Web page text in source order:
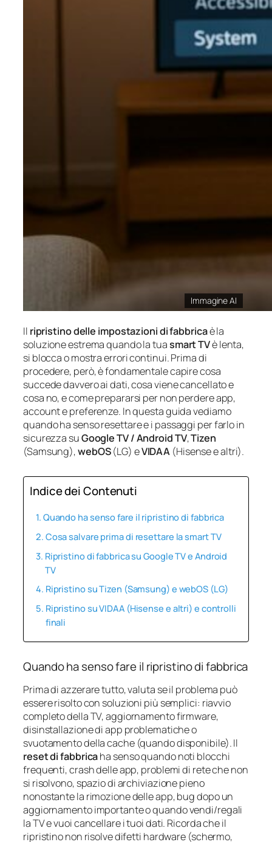
Immagine AI
Il ripristino delle impostazioni di fabbricaè la
soluzione estrema quando la tuasmart TVè lenta,
si blocca o mostra errori continui. Prima di
procedere, però, è fondamentale capire cosa
succede davvero ai dati, cosa viene cancellato e
cosa no, e come prepararsi per non perdere app,
account e preferenze. In questa guida vediamo
quando ha senso resettare e i passaggi per farlo in
sicurezza suGoogle TV / Android TV,Tizen
(Samsung),webOS(LG) eVIDAA (Hisense e altri).
Indice dei Contenuti
Quando ha senso fare il ripristino di fabbrica
Cosa salvare prima di resettare la smart TV
Ripristino di fabbrica su Google TV e Android
TV
Ripristino su Tizen (Samsung) e webOS (LG)
Ripristino su VIDAA (Hisense e altri) e controlli
finali
Quando ha senso fare il ripristino di fabbrica
Prima di azzerare tutto, valuta se il problema può
essere risolto con soluzioni più semplici: riavvio
completo della TV, aggiornamento firmware,
disinstallazione di app problematiche o
svuotamento della cache (quando disponibile). Il
reset di fabbricaha senso quando noti blocchi
frequenti, crash delle app, problemi di rete che non
si risolvono, spazio di archiviazione pieno
nonostante la rimozione delle app, bug dopo un
aggiornamento importante o quando vendi/regali
la TV e vuoi cancellare i tuoi dati. Ricorda che il
ripristino non risolve difetti hardware (schermo,